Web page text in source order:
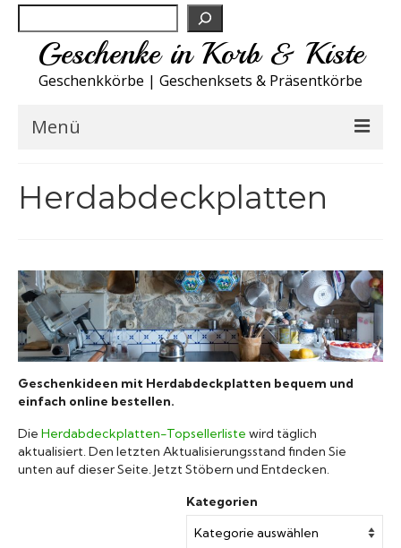
Geschenke in Korb & Kiste
Geschenkkörbe | Geschenksets & Präsentkörbe
Menü
Spirituosen
Sport
Wohnen
Herdabdeckplatten
Geschenkideen mit Herdabdeckplatten bequem und
einfach online bestellen.
Die Herdabdeckplatten-Topsellerliste wird täglich
aktualisiert. Den letzten Aktualisierungsstand finden Sie
unten auf dieser Seite. Jetzt Stöbern und Entdecken.
Kategorien